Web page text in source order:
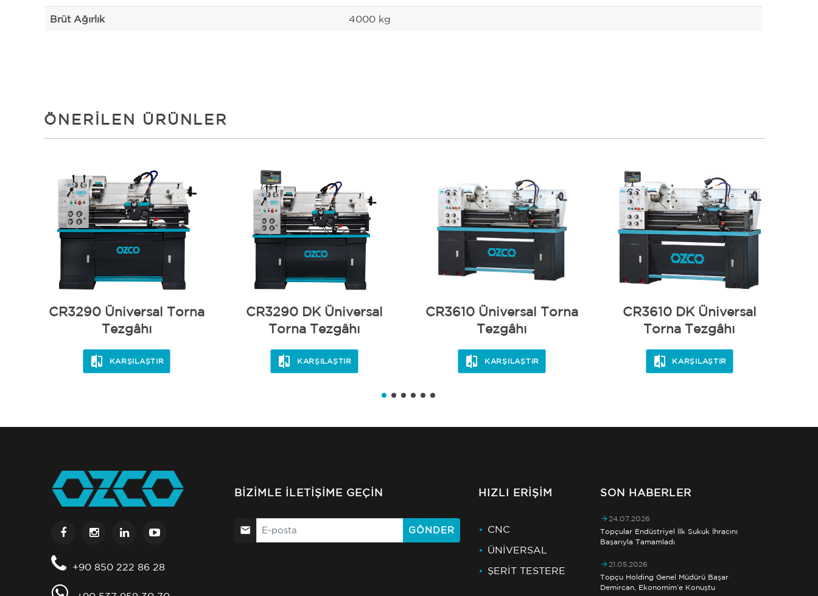
Brüt Ağırlık 4000 kg
ÖNERILEN ÜRÜNLER
CR3290 Üniversal Torna
Tezgâhı
KARŞILAŞTIR
CR3290 DK Üniversal
Torna Tezgâhı
KARŞILAŞTIR
CR3610 Üniversal Torna
Tezgâhı
KARŞILAŞTIR
CR3610 DK Üniversal
Torna Tezgâhı
KARŞILAŞTIR
+90 850 222 86 28
BIZIMLE İLETIŞIME GEÇIN
GÖNDER
HIZLI ERIŞIM
CNC
ÜNİVERSAL
ŞERİT TESTERE
SON HABERLER
24.07.2026
Topçular Endüstriyel İlk Sukuk İhracını
Başarıyla Tamamladı
21.05.2026
Topçu Holding Genel Müdürü Başar
Demircan, Ekonomim’e Konuştu